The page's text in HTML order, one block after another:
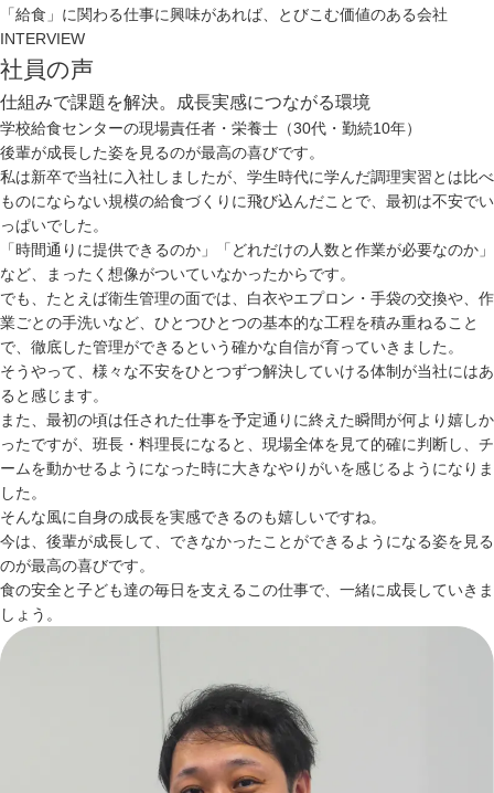
「給食」に関わる仕事に興味があれば、とびこむ価値のある会社
INTERVIEW
社員の声
仕組みで課題を解決。成長実感につながる環境
学校給食センターの現場責任者・栄養士（30代・勤続10年）
後輩が成長した姿を見るのが最高の喜びです。
私は新卒で当社に入社しましたが、学生時代に学んだ調理実習とは比べ
ものにならない規模の給食づくりに飛び込んだことで、最初は不安でい
っぱいでした。
「時間通りに提供できるのか」「どれだけの人数と作業が必要なのか」
など、まったく想像がついていなかったからです。
でも、たとえば衛生管理の面では、白衣やエプロン・手袋の交換や、作
業ごとの手洗いなど、ひとつひとつの基本的な工程を積み重ねること
で、徹底した管理ができるという確かな自信が育っていきました。
そうやって、様々な不安をひとつずつ解決していける体制が当社にはあ
ると感じます。
また、最初の頃は任された仕事を予定通りに終えた瞬間が何より嬉しか
ったですが、班長・料理長になると、現場全体を見て的確に判断し、チ
ームを動かせるようになった時に大きなやりがいを感じるようになりま
した。
そんな風に自身の成長を実感できるのも嬉しいですね。
今は、後輩が成長して、できなかったことができるようになる姿を見る
のが最高の喜びです。
食の安全と子ども達の毎日を支えるこの仕事で、一緒に成長していきま
しょう。